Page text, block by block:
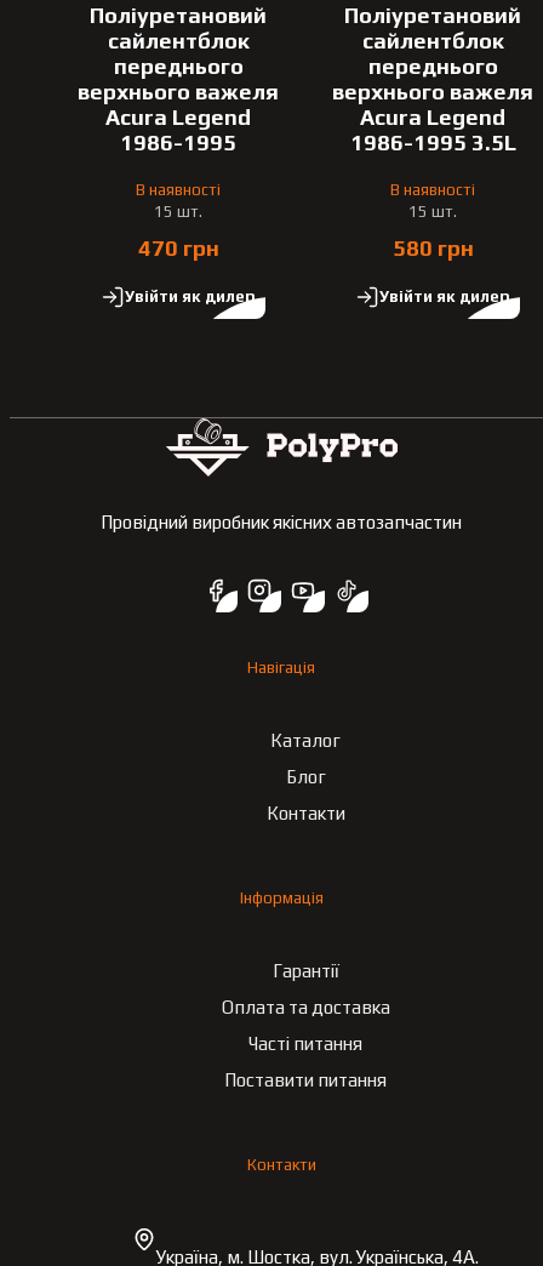
Поліуретановий
сайлентблок
переднього
верхнього важеля
Acura Legend
1986-1995
В наявності
15 шт.
470 грн
Увійти як дилер
Поліуретановий
сайлентблок
переднього
верхнього важеля
Acura Legend
1986-1995 3.5L
В наявності
15 шт.
580 грн
Увійти як дилер
Провідний виробник якісних автозапчастин
Навігація
Каталог
Блог
Контакти
Інформація
Гарантії
Оплата та доставка
Часті питання
Поставити питання
Контакти
Україна, м. Шостка, вул. Українська, 4А.